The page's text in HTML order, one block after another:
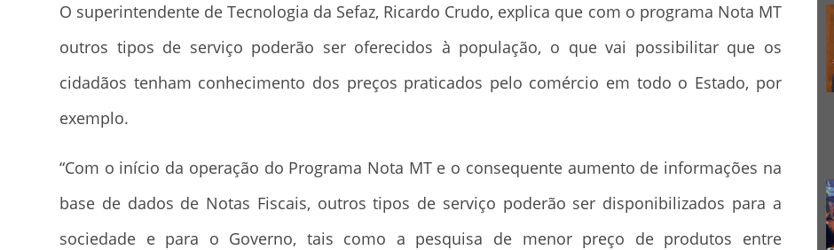
O superintendente de Tecnologia da Sefaz, Ricardo Crudo, explica que com o programa Nota MT
outros tipos de serviço poderão ser oferecidos à população, o que vai possibilitar que os
cidadãos tenham conhecimento dos preços praticados pelo comércio em todo o Estado, por
exemplo.
“Com o início da operação do Programa Nota MT e o consequente aumento de informações na
base de dados de Notas Fiscais, outros tipos de serviço poderão ser disponibilizados para a
sociedade e para o Governo, tais como a pesquisa de menor preço de produtos entre